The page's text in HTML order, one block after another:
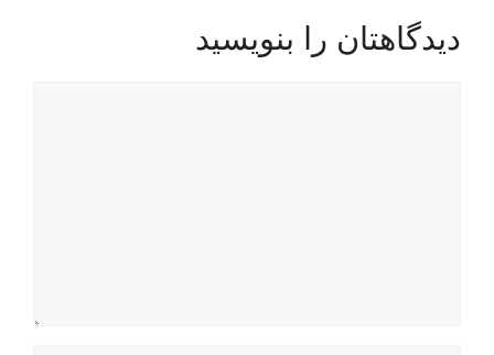
دیدگاهتان را بنویسید